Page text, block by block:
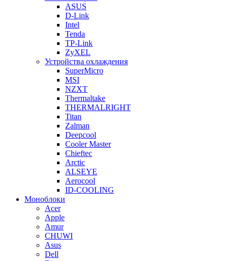
ASUS
D-Link
Intel
Tenda
TP-Link
ZyXEL
Устройства охлаждения
SuperMicro
MSI
NZXT
Thermaltake
THERMALRIGHT
Titan
Zalman
Deepcool
Cooler Master
Chieftec
Arctic
ALSEYE
Aerocool
ID-COOLING
Моноблоки
Acer
Apple
Amur
CHUWI
Asus
Dell